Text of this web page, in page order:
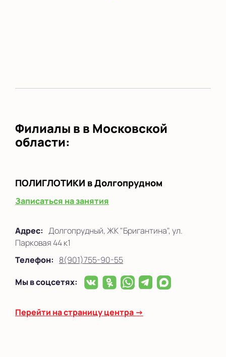
Филиалы в в Московской
области:
ПОЛИГЛОТИКИ в Долгопрудном
Записаться на занятия
Адрес: Долгопрудный, ЖК "Бригантина", ул.
Парковая 44 к1
Телефон: 8(901)755-90-55
Мы в соцсетях:
Перейти на страницу центра →